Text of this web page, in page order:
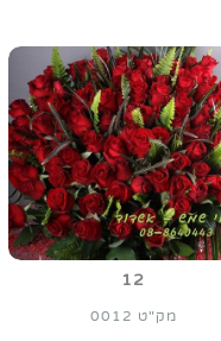
12
מק"ט 0012